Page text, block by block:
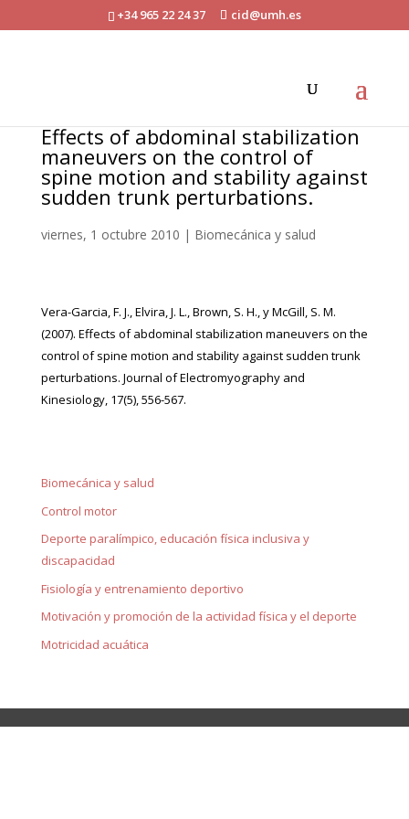
+34 965 22 24 37 cid@umh.es
Effects of abdominal stabilization
maneuvers on the control of
spine motion and stability against
sudden trunk perturbations.
viernes, 1 octubre 2010 | Biomecánica y salud
Vera-Garcia, F. J., Elvira, J. L., Brown, S. H., y McGill, S. M.
(2007). Effects of abdominal stabilization maneuvers on the
control of spine motion and stability against sudden trunk
perturbations. Journal of Electromyography and
Kinesiology, 17(5), 556-567.
Biomecánica y salud
Control motor
Deporte paralímpico, educación física inclusiva y
discapacidad
Fisiología y entrenamiento deportivo
Motivación y promoción de la actividad física y el deporte
Motricidad acuática